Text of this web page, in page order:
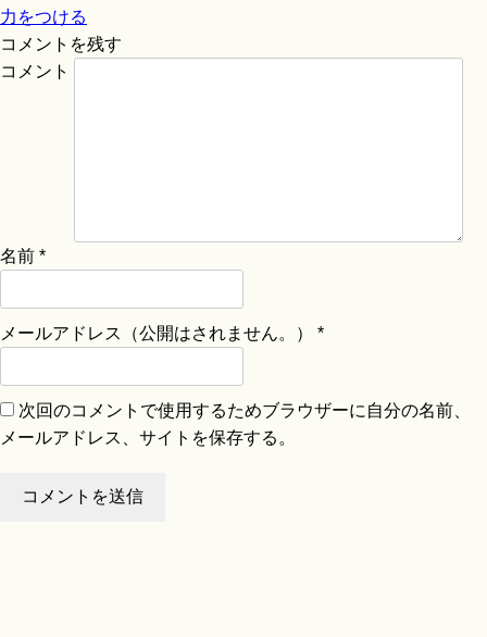
力をつける
コメントを残す
コメント
名前 *
メールアドレス（公開はされません。） *
次回のコメントで使用するためブラウザーに自分の名前、
メールアドレス、サイトを保存する。